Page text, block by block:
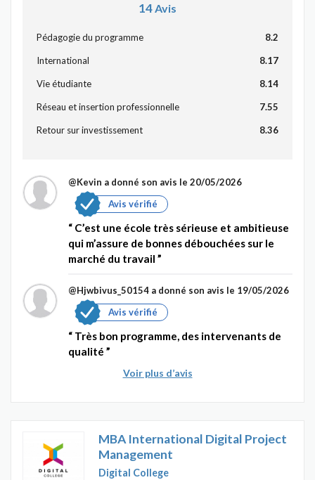
14Avis
Pédagogie du programme 8.2
International 8.17
Vie étudiante 8.14
Réseau et insertion professionnelle 7.55
Retour sur investissement 8.36
@Kevin a donné son avis le 20/05/2026
Avis vérifié
C’est une école très sérieuse et ambitieuse
qui m’assure de bonnes débouchées sur le
marché du travail
@Hjwbivus_50154 a donné son avis le 19/05/2026
Avis vérifié
Très bon programme, des intervenants de
qualité
Voir plus d’avis
MBA International Digital Project
Management
Digital College